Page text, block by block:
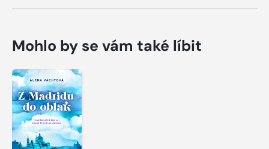
Mohlo by se vám také líbit